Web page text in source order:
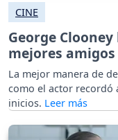
CINE
George
mejores
La mejor manera de
como el actor recordó
inicios.